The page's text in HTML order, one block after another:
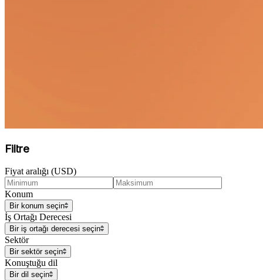
Filtre
Fiyat aralığı (USD)
Konum
Bir konum seçin
İş Ortağı Derecesi
Bir iş ortağı derecesi seçin
Sektör
Bir sektör seçin
Konuştuğu dil
Bir dil seçin